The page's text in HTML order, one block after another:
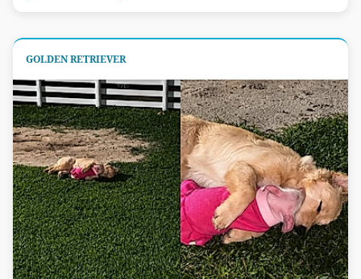
GOLDEN RETRIEVER